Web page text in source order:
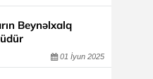
Beynəlxalq
01 İyun 2025